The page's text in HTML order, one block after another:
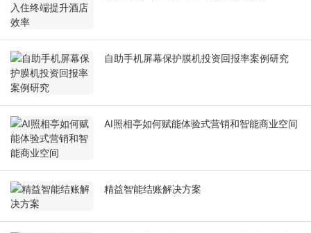
自助手机屏幕保护膜机投资回报率案例研究
AI照相亭如何赋能体验式营销和智能商业空间
精益智能结账解决方案